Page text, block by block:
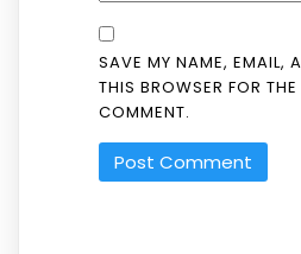
SAVE MY NAME, EMAIL,
THIS BROWSER FOR
COMMENT.